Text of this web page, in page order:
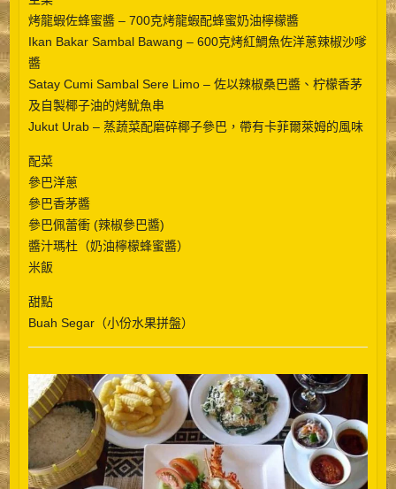
烤龍蝦佐蜂蜜醬 – 700克烤龍蝦配蜂蜜奶油檸檬醬
Ikan Bakar Sambal Bawang – 600克烤紅鯛魚佐洋蔥辣椒沙嗲
醬
Satay Cumi Sambal Sere Limo – 佐以辣椒桑巴醬、柠檬香茅
及自製椰子油的烤魷魚串
Jukut Urab – 蒸蔬菜配磨碎椰子參巴，帶有卡菲爾萊姆的風味
配菜
參巴洋蔥
參巴香茅醬
參巴佩蕾衝 (辣椒參巴醬)
醬汁瑪杜（奶油檸檬蜂蜜醬）
米飯
甜點
Buah Segar（小份水果拼盤）